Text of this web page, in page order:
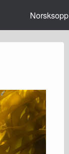
Norsksopp